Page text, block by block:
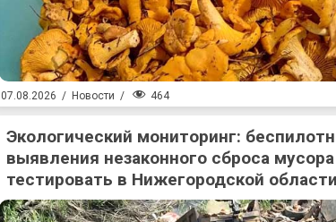
07.08.2026 / Новости / 464
Экологический мониторинг:
выявления незаконного сброса
тестировать в Нижегородской области